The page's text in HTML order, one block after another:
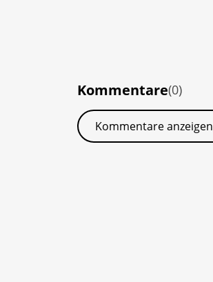
Kommentare(0)
Kommentare anzeigen